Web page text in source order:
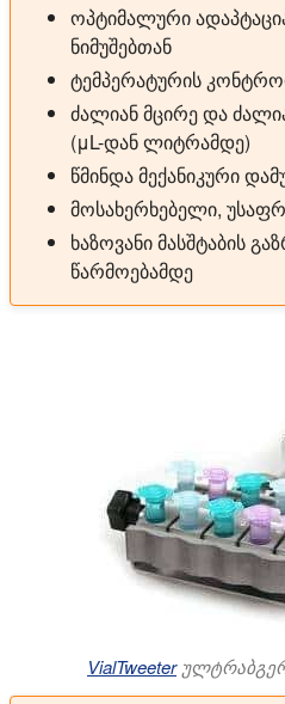
ოპტიმალური
ნიმუშებთან
ტემპერატურის
ძალიან მცირე და
(μL-დან ლიტრამდე)
წმინდა მექანიკური
მოსახერხებელი,
ხაზოვანი მასშტაბის
წარმოებამდე
VialTweeter